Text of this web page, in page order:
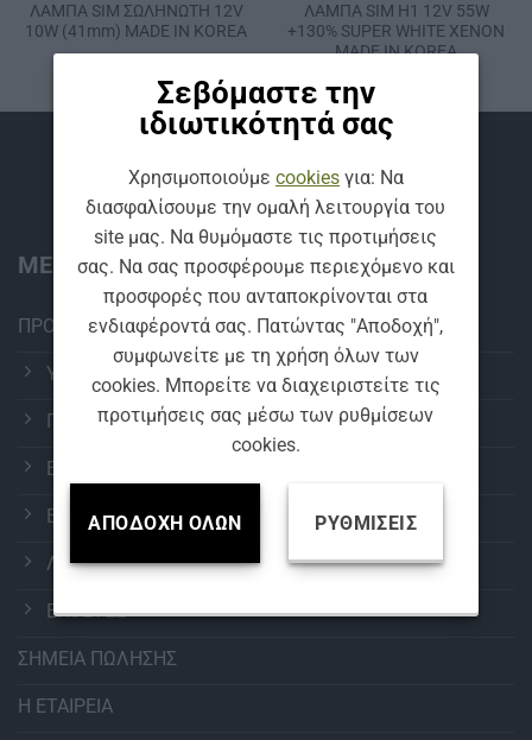
Σεβόμαστε την
ιδιωτικότητά σας
Χρησιμοποιούμε cookiesγια: Να
διασφαλίσουμε την ομαλή λειτουργία του
site μας. Να θυμόμαστε τις προτιμήσεις
σας. Να σας προσφέρουμε περιεχόμενο και
προσφορές που ανταποκρίνονται στα
ενδιαφέροντά σας. Πατώντας "Αποδοχή",
συμφωνείτε με τη χρήση όλων των
cookies. Μπορείτε να διαχειριστείτε τις
προτιμήσεις σας μέσω των ρυθμίσεων
cookies.
ΑΠΟΔΟΧΉ ΌΛΩΝ ΡΥΘΜΊΣΕΙΣ
ΛΑΜΠΑ SΙΜ ΣΩΛΗΝΩΤΗ 12V
10W (41mm) MADE IN KOREA
ΛΑΜΠΑ SΙΜ Η1 12V 55W
+130% SUPER WHITE ΧΕΝΟΝ
MADE IN ΚΟRΕΑ
Βρείτε μας
ΜΕΝΟΥ:
ΠΡΟΪΟΝΤΑ
ΥΑΛΟΚΑΘΑΡΙΣΤΗΡΕΣ
ΠΕΡΙΠΟΙΗΣΗ ΑΥΤΟΚΙΝΗΤΟΥ
ΕΞΟΠΛΙΣΜΟΣ ΠΛΥΝΤΗΡΙΩΝ
ΕΠΑΓΓΕΛΜΑΤΙΚΑ ΧΗΜΙΚΑ
ΛΑΜΠΕΣ ΟΧΗΜΑΤΩΝ
ΕΚΘΕΤΕΣ
ΣΗΜΕΙΑ ΠΩΛΗΣΗΣ
Η ΕΤΑΙΡΕΙΑ